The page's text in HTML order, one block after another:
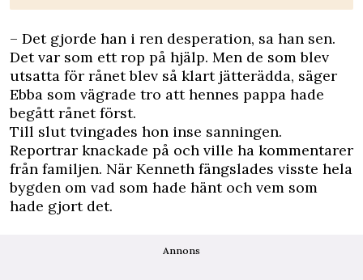
– Det gjorde han i ren desperation, sa han sen.
Det var som ett rop på hjälp. Men de som blev
utsatta för rånet blev så klart jätterädda, säger
Ebba som vägrade tro att hennes pappa hade
begått rånet först.
Till slut tvingades hon inse sanningen.
Reportrar knackade på och ville ha kommentarer
från familjen. När Kenneth fängslades visste hela
bygden om vad som hade hänt och vem som
hade gjort det.
Annons